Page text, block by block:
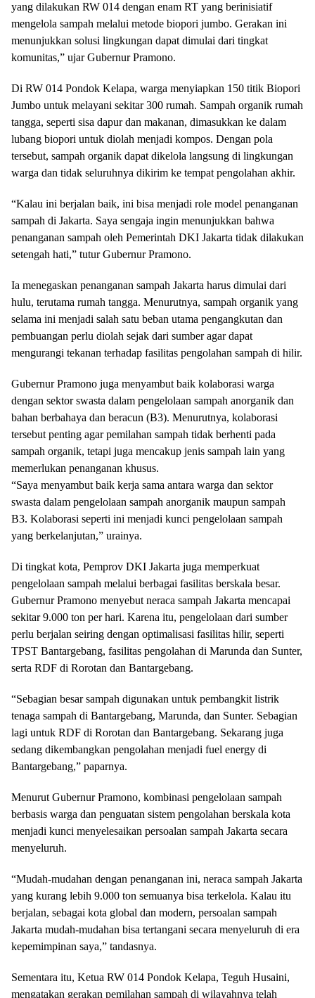
yang dilakukan RW 014 dengan enam RT yang berinisiatif
mengelola sampah melalui metode biopori jumbo. Gerakan ini
menunjukkan solusi lingkungan dapat dimulai dari tingkat
komunitas,” ujar Gubernur Pramono.
Di RW 014 Pondok Kelapa, warga menyiapkan 150 titik Biopori
Jumbo untuk melayani sekitar 300 rumah. Sampah organik rumah
tangga, seperti sisa dapur dan makanan, dimasukkan ke dalam
lubang biopori untuk diolah menjadi kompos. Dengan pola
tersebut, sampah organik dapat dikelola langsung di lingkungan
warga dan tidak seluruhnya dikirim ke tempat pengolahan akhir.
“Kalau ini berjalan baik, ini bisa menjadi role model penanganan
sampah di Jakarta. Saya sengaja ingin menunjukkan bahwa
penanganan sampah oleh Pemerintah DKI Jakarta tidak dilakukan
setengah hati,” tutur Gubernur Pramono.
Ia menegaskan penanganan sampah Jakarta harus dimulai dari
hulu, terutama rumah tangga. Menurutnya, sampah organik yang
selama ini menjadi salah satu beban utama pengangkutan dan
pembuangan perlu diolah sejak dari sumber agar dapat
mengurangi tekanan terhadap fasilitas pengolahan sampah di hilir.
Gubernur Pramono juga menyambut baik kolaborasi warga
dengan sektor swasta dalam pengelolaan sampah anorganik dan
bahan berbahaya dan beracun (B3). Menurutnya, kolaborasi
tersebut penting agar pemilahan sampah tidak berhenti pada
sampah organik, tetapi juga mencakup jenis sampah lain yang
memerlukan penanganan khusus.
“Saya menyambut baik kerja sama antara warga dan sektor
swasta dalam pengelolaan sampah anorganik maupun sampah
B3. Kolaborasi seperti ini menjadi kunci pengelolaan sampah
yang berkelanjutan,” urainya.
Di tingkat kota, Pemprov DKI Jakarta juga memperkuat
pengelolaan sampah melalui berbagai fasilitas berskala besar.
Gubernur Pramono menyebut neraca sampah Jakarta mencapai
sekitar 9.000 ton per hari. Karena itu, pengelolaan dari sumber
perlu berjalan seiring dengan optimalisasi fasilitas hilir, seperti
TPST Bantargebang, fasilitas pengolahan di Marunda dan Sunter,
serta RDF di Rorotan dan Bantargebang.
“Sebagian besar sampah digunakan untuk pembangkit listrik
tenaga sampah di Bantargebang, Marunda, dan Sunter. Sebagian
lagi untuk RDF di Rorotan dan Bantargebang. Sekarang juga
sedang dikembangkan pengolahan menjadi fuel energy di
Bantargebang,” paparnya.
Menurut Gubernur Pramono, kombinasi pengelolaan sampah
berbasis warga dan penguatan sistem pengolahan berskala kota
menjadi kunci menyelesaikan persoalan sampah Jakarta secara
menyeluruh.
“Mudah-mudahan dengan penanganan ini, neraca sampah Jakarta
yang kurang lebih 9.000 ton semuanya bisa terkelola. Kalau itu
berjalan, sebagai kota global dan modern, persoalan sampah
Jakarta mudah-mudahan bisa tertangani secara menyeluruh di era
kepemimpinan saya,” tandasnya.
Sementara itu, Ketua RW 014 Pondok Kelapa, Teguh Husaini,
mengatakan gerakan pemilahan sampah di wilayahnya telah